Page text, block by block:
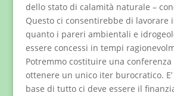
dello stato di calamità naturale –
Questo ci consentirebbe di lavorare
quanto i pareri ambientali e
essere concessi in tempi
Potremmo costituire una conferenza
ottenere un unico iter burocratico.
base di tutto ci deve essere il